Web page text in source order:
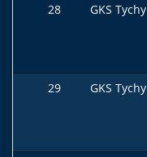
28 GKS Tychy
29 GKS Tychy